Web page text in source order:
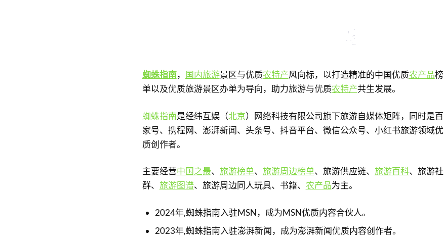
蜘蛛指南， 国内旅游景区与优质农特产风向标，以打造精准的中国优质农产品榜
单以及优质旅游景区办单为导向，助力旅游与优质农特产共生发展。
蜘蛛指南是经纬互娱（北京）网络科技有限公司旗下旅游自媒体矩阵，同时是百
家号、携程网、澎湃新闻、头条号、抖音平台、微信公众号、小红书旅游领域优
质创作者。
主要经营中国之最、 旅游榜单、 旅游周边榜单、旅游供应链、 旅游百科、旅游社
群、 旅游图谱、旅游周边同人玩具、书籍、 农产品为主。
2024年,蜘蛛指南入驻MSN，成为MSN优质内容合伙人。
2023年,蜘蛛指南入驻澎湃新闻，成为澎湃新闻优质内容创作者。